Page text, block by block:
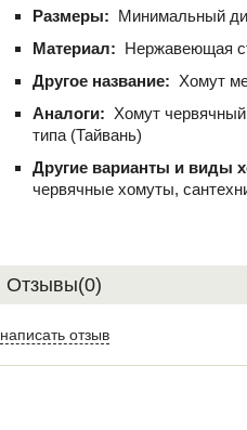
Размеры: Минимальный
Материал: Нержавеющая
Другое название: Хомут
Аналоги: Хомут
типа (Тайвань)
Другие варианты и виды
червячные хомуты,
Отзывы(0)
написать отзыв